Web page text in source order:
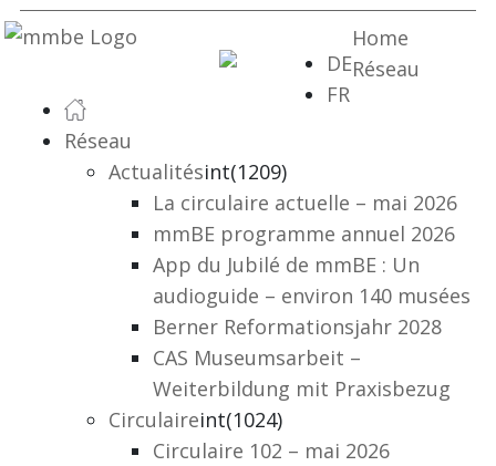
DE
FR
Réseau
Actualitésint(1209)
La circulaire actuelle – mai 2026
mmBE programme annuel 2026
App du Jubilé de mmBE : Un
audioguide – environ 140 musées
Berner Reformationsjahr 2028
CAS Museumsarbeit –
Weiterbildung mit Praxisbezug
Circulaireint(1024)
Circulaire 102 – mai 2026
Home
Réseau